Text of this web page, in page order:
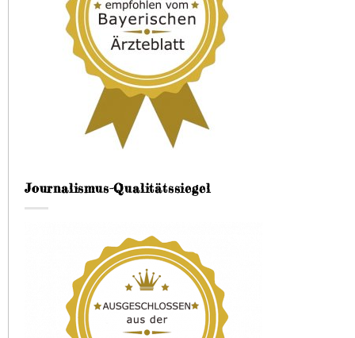
Journalismus-Qualitätssiegel